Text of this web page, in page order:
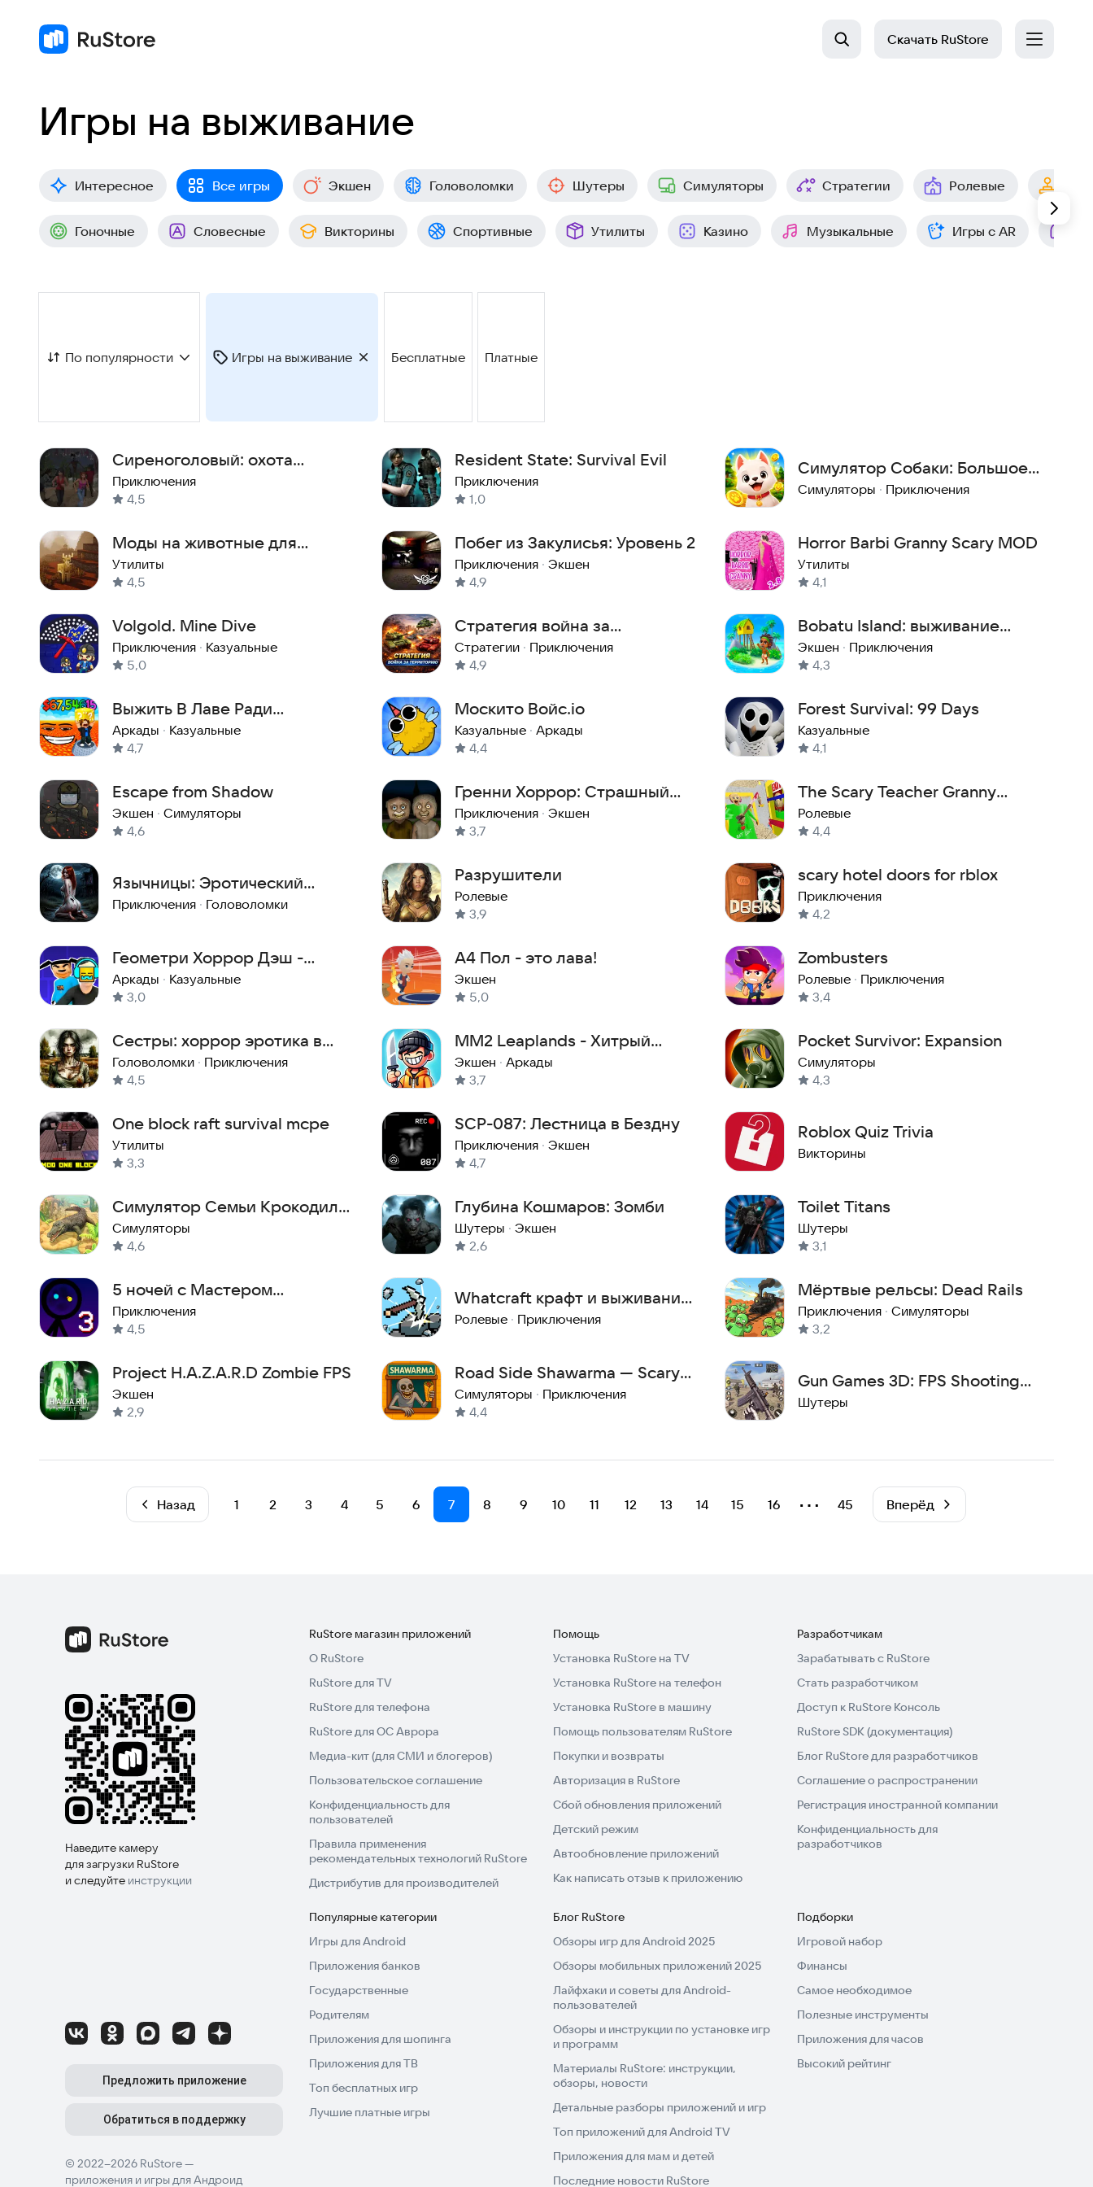
Скачать RuStore
Игры на выживание
Интересное Все игры Экшен Головоломки Шутеры Симуляторы Стратегии Ролевые
Гоночные Словесные Викторины Спортивные Утилиты Казино Музыкальные Игры с AR
По популярности Игры на выживание Бесплатные Платные
Сиреноголовый: охота
продолжается.
Приключения
4,5
Resident State: Survival Evil
Приключения
1,0
Симулятор Собаки: Большое
Приключение
Симуляторы · Приключения
Моды на животные для
Майнкрафт
Утилиты
4,5
Побег из Закулисья: Уровень 2
Приключения · Экшен
4,9
Horror Barbi Granny Scary MOD
Утилиты
4,1
Volgold. Mine Dive
Приключения · Казуальные
5,0
Стратегия война за
территорию
Стратегии · Приключения
4,9
Bobatu Island: выживание
загадки ферма крафт квест
Экшен · Приключения
4,3
Выжить В Лаве Ради
Брейнротов!
Аркады · Казуальные
4,7
Москито Войс.io
Казуальные · Аркады
4,4
Forest Survival: 99 Days
Казуальные
4,1
Escape from Shadow
Экшен · Симуляторы
4,6
Гренни Хоррор: Страшный
побег из дома
Приключения · Экшен
3,7
The Scary Teacher Granny
Branny Survival MOD
Ролевые
4,4
Язычницы: Эротический
хоррор квест
Приключения · Головоломки
Разрушители
Ролевые
3,9
scary hotel doors for rblox
Приключения
4,2
Геометри Хоррор Дэш -
Подземелье ужасов
Аркады · Казуальные
3,0
А4 Пол - это лава!
Экшен
5,0
Zombusters
Ролевые · Приключения
3,4
Сестры: хоррор эротика в
санатории
Головоломки · Приключения
4,5
ММ2 Leaplands - Хитрый
убийца
Экшен · Аркады
3,7
Pocket Survivor: Expansion
Симуляторы
4,3
One block raft survival mcpe
Утилиты
3,3
SCP-087: Лестница в Бездну
Приключения · Экшен
4,7
Roblox Quiz Trivia
Викторины
Симулятор Семьи Крокодила
Онлайн
Симуляторы
4,6
Глубина Кошмаров: Зомби
Шутеры · Экшен
2,6
Toilet Titans
Шутеры
3,1
5 ночей с Мастером
Никитосом 3: пляжный курорт
Приключения
4,5
Whatcraft крафт и выживание
без интернета
Ролевые · Приключения
Мёртвые рельсы: Dead Rails
Приключения · Симуляторы
3,2
Project H.A.Z.A.R.D Zombie FPS
Экшен
2,9
Road Side Shawarma — Scary
Kiosk
Симуляторы · Приключения
4,4
Gun Games 3D: FPS Shooting
Games
Шутеры
Назад 1 2 3 4 5 6 7 8 9 10 11 12 13 14 15 16 ⋯ 45 Вперёд
Наведите камеру
для загрузки RuStore
и следуйте инструкции
© 2022–2026 RuStore —
приложения и игры для Андроид
Предложить приложение
Обратиться в поддержку
RuStore магазин приложений
О RuStore
RuStore для TV
RuStore для телефона
RuStore для ОС Аврора
Медиа-кит (для СМИ и блогеров)
Пользовательское соглашение
Конфиденциальность для
пользователей
Правила применения
рекомендательных технологий RuStore
Дистрибутив для производителей
Помощь
Установка RuStore на TV
Установка RuStore на телефон
Установка RuStore в машину
Помощь пользователям RuStore
Покупки и возвраты
Авторизация в RuStore
Сбой обновления приложений
Детский режим
Автообновление приложений
Как написать отзыв к приложению
Разработчикам
Зарабатывать с RuStore
Стать разработчиком
Доступ к RuStore Консоль
RuStore SDK (документация)
Блог RuStore для разработчиков
Соглашение о распространении
Регистрация иностранной компании
Конфиденциальность для
разработчиков
Популярные категории
Игры для Android
Приложения банков
Государственные
Родителям
Приложения для шопинга
Приложения для ТВ
Топ бесплатных игр
Лучшие платные игры
Блог RuStore
Обзоры игр для Android 2025
Обзоры мобильных приложений 2025
Лайфхаки и советы для Android-
пользователей
Обзоры и инструкции по установке игр
и программ
Материалы RuStore: инструкции,
обзоры, новости
Детальные разборы приложений и игр
Топ приложений для Android TV
Приложения для мам и детей
Последние новости RuStore
Подборки
Игровой набор
Финансы
Самое необходимое
Полезные инструменты
Приложения для часов
Высокий рейтинг